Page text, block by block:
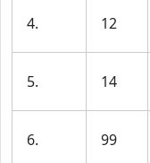
4. 12
5. 14
6. 99